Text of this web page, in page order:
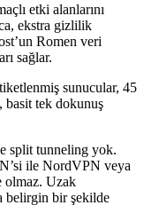
etki alanlarını
ekstra gizlilik
Romen veri
sağlar.
sunucular, 45
basit tek dokunuş
split tunneling yok.
ile NordVPN veya
olmaz. Uzak
belirgin bir şekilde